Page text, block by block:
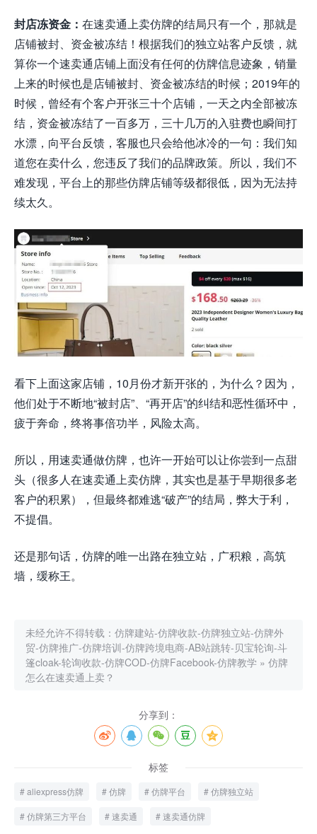
封店冻资金： 在速卖通上卖仿牌的结局只有一个，那就是
店铺被封、资金被冻结！根据我们的独立站客户反馈，就
算你一个速卖通店铺上面没有任何的仿牌信息迹象，销量
上来的时候也是店铺被封、资金被冻结的时候；2019年的
时候，曾经有个客户开张三十个店铺，一天之内全部被冻
结，资金被冻结了一百多万，三十几万的入驻费也瞬间打
水漂，向平台反馈，客服也只会给他冰冷的一句：我们知
道您在卖什么，您违反了我们的品牌政策。所以，我们不
难发现，平台上的那些仿牌店铺等级都很低，因为无法持
续太久。
看下上面这家店铺，10月份才新开张的，为什么？因为，
他们处于不断地“被封店”、“再开店”的纠结和恶性循环中，
疲于奔命，终将事倍功半，风险太高。
所以，用速卖通做仿牌，也许一开始可以让你尝到一点甜
头（很多人在速卖通上卖仿牌，其实也是基于早期很多老
客户的积累），但最终都难逃“破产”的结局，弊大于利，
不提倡。
还是那句话，仿牌的唯一出路在独立站，广积粮，高筑
墙，缓称王。
未经允许不得转载： 仿牌建站-仿牌收款-仿牌独立站-仿牌外
贸-仿牌推广-仿牌培训-仿牌跨境电商-AB站跳转-贝宝轮询-斗
篷cloak-轮询收款-仿牌COD-仿牌Facebook-仿牌教学 » 仿牌
怎么在速卖通上卖？
分享到：
标签
aliexpress仿牌 仿牌 仿牌平台 仿牌独立站
仿牌第三方平台 速卖通 速卖通仿牌